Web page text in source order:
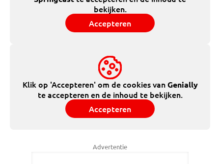
bekijken.
Accepteren
Klik op 'Accepteren' om de cookies vanGenially
te accepteren en de inhoud te bekijken.
Accepteren
Advertentie